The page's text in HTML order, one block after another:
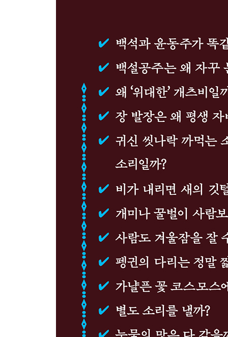
음악의 아버지와 어머니의 헤어스타일은 왜 그럴까
튤립은 어쩌다 투기 상품이 됐을까?
그랜드 투어는 어떤 여행이었을까?
마리 앙투아네트가 빵이 없으면 먹으라고 한 과자
가면 축제와 탈놀이에는 어떤 의미가 있을까?
밸런타인데이 초콜릿 선물에는 어떤 의미가 담겼
크산티페는 악처이고 신사임당은 양처인 것이 맞
모네가 감탄한 것이 안개였을까, 스모그였을까?
1등보다 유명한 2등이 있을까?
최초로 에베레스트 등정에 성공한 사람은 누구일까
아침 일찍 일어나야 성공한다는 말은 사실일까?
헨리 데이비드 소로가 내지 않은 세금은 누가 납부
고대에 광선총을 발명한 사람은 누구일까?
6. 예술로 묻다
〈최후의 만찬〉에 나온 메인 요리는 무엇일까?
메디치 가문은 왜 레오나르도 다 빈치를 후원하지
가지고 싶은데 가질 수 없다면 어떻게 할까?
프랑코 독재 정권에 맞선 예술가들은 누구일까?
「커피 칸타타」를 작곡한 바흐, 실제로 커피를 좋
살리에리는 정말로 모차르트에게 열등감을 느꼈을
차이콥스키는 얼마나 외로웠을까?